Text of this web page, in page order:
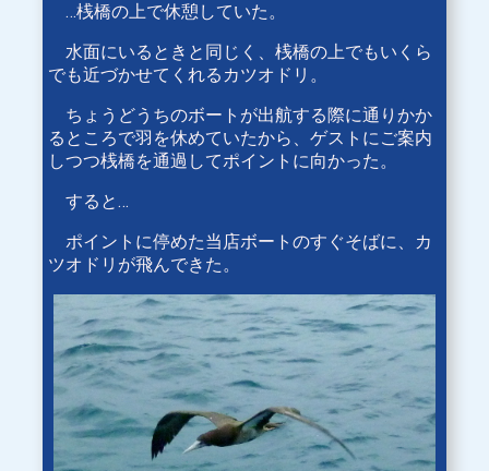
…桟橋の上で休憩していた。
水面にいるときと同じく、桟橋の上でもいくら
でも近づかせてくれるカツオドリ。
ちょうどうちのボートが出航する際に通りかか
るところで羽を休めていたから、ゲストにご案内
しつつ桟橋を通過してポイントに向かった。
すると…
ポイントに停めた当店ボートのすぐそばに、カ
ツオドリが飛んできた。